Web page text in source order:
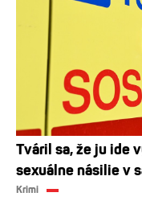
Tváril sa, že ju ide
sexuálne násilie v
Krimi